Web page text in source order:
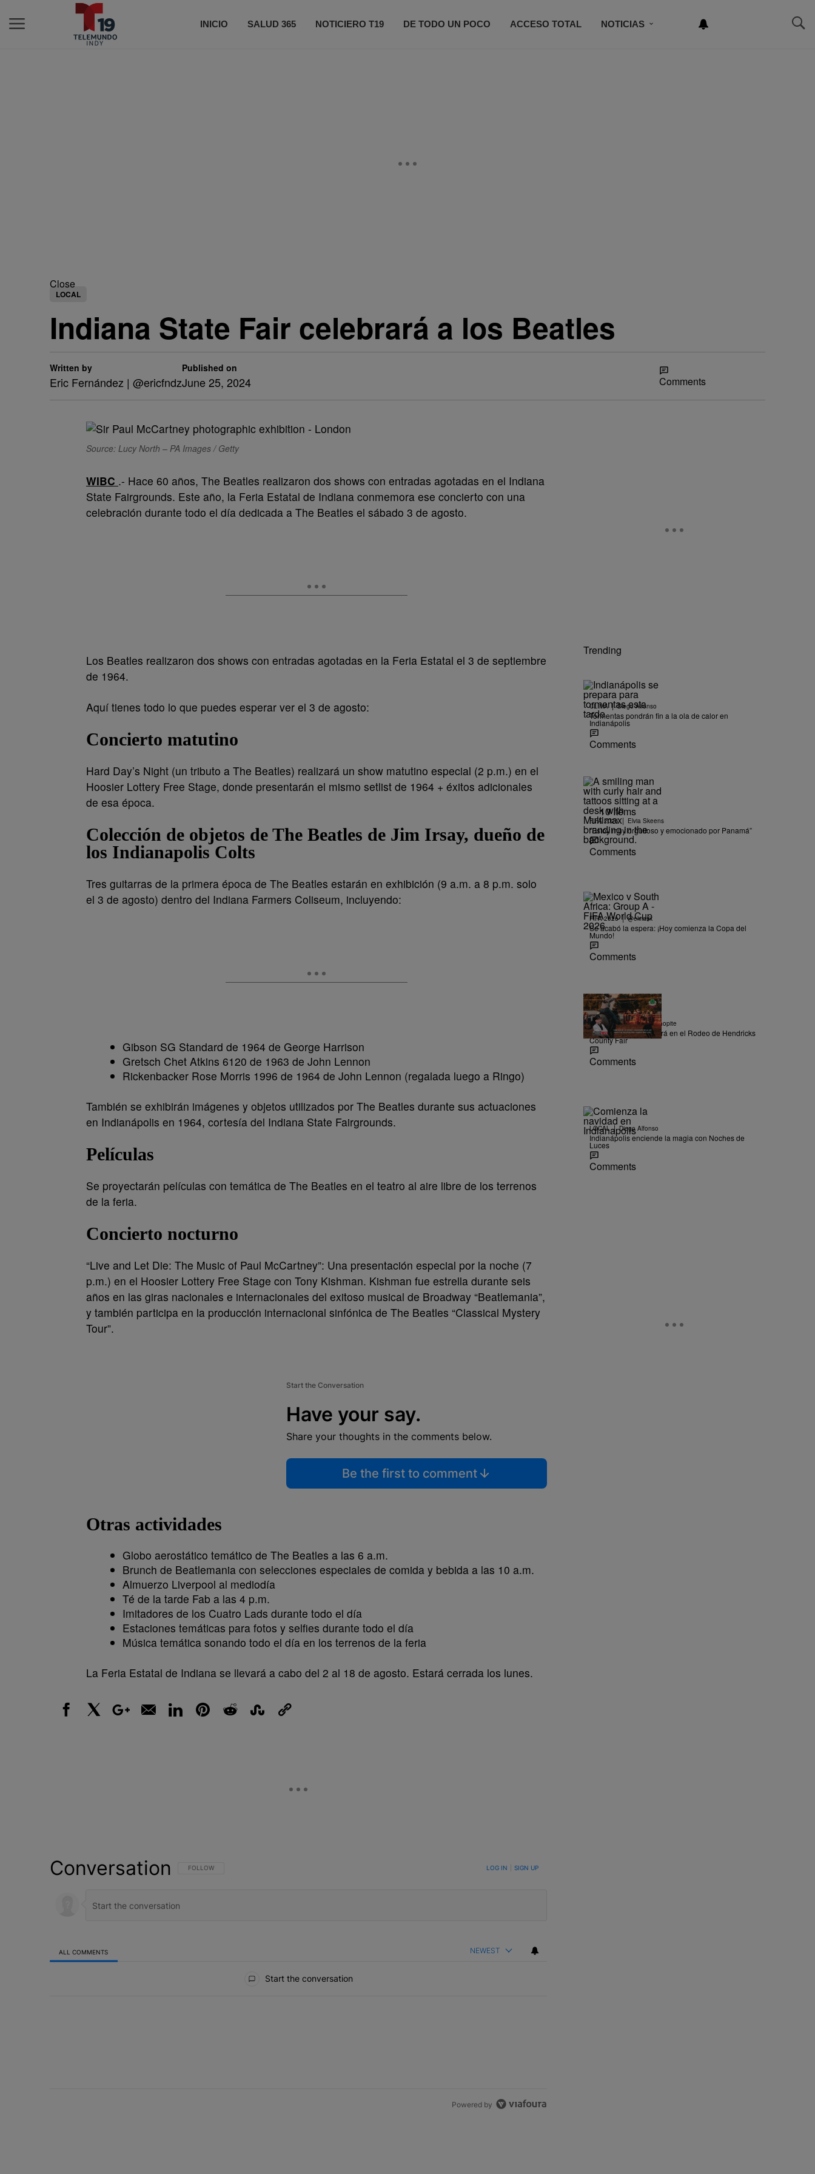
INICIO SALUD 365 NOTICIERO T19 DE TODO UN POCO ACCESO TOTAL NOTICIAS
Close
LOCAL
Indiana State Fair celebrará a los Beatles
Written by
Eric Fernández | @ericfndz
Published on
June 25, 2024 Comments
Source: Lucy North – PA Images / Getty
WIBC .- Hace 60 años, The Beatles realizaron dos shows con entradas agotadas en el Indiana
State Fairgrounds. Este año, la Feria Estatal de Indiana conmemora ese concierto con una
celebración durante todo el día dedicada a The Beatles el sábado 3 de agosto.
Los Beatles realizaron dos shows con entradas agotadas en la Feria Estatal el 3 de septiembre
de 1964.
Aquí tienes todo lo que puedes esperar ver el 3 de agosto:
Concierto matutino
Hard Day’s Night (un tributo a The Beatles) realizará un show matutino especial (2 p.m.) en el
Hoosier Lottery Free Stage, donde presentarán el mismo setlist de 1964 + éxitos adicionales
de esa época.
Colección de objetos de The Beatles de Jim Irsay, dueño de
los Indianapolis Colts
Tres guitarras de la primera época de The Beatles estarán en exhibición (9 a.m. a 8 p.m. solo
el 3 de agosto) dentro del Indiana Farmers Coliseum, incluyendo:
Gibson SG Standard de 1964 de George Harrison
Gretsch Chet Atkins 6120 de 1963 de John Lennon
Rickenbacker Rose Morris 1996 de 1964 de John Lennon (regalada luego a Ringo)
También se exhibirán imágenes y objetos utilizados por The Beatles durante sus actuaciones
en Indianápolis en 1964, cortesía del Indiana State Fairgrounds.
Películas
Se proyectarán películas con temática de The Beatles en el teatro al aire libre de los terrenos
de la feria.
Concierto nocturno
“Live and Let Die: The Music of Paul McCartney”: Una presentación especial por la noche (7
p.m.) en el Hoosier Lottery Free Stage con Tony Kishman. Kishman fue estrella durante seis
años en las giras nacionales e internacionales del exitoso musical de Broadway “Beatlemania”,
y también participa en la producción internacional sinfónica de The Beatles “Classical Mystery
Tour”.
Start the Conversation
Have your say.
Share your thoughts in the comments below.
Be the first to comment
Otras actividades
Globo aerostático temático de The Beatles a las 6 a.m.
Brunch de Beatlemania con selecciones especiales de comida y bebida a las 10 a.m.
Almuerzo Liverpool al mediodía
Té de la tarde Fab a las 4 p.m.
Imitadores de los Cuatro Lads durante todo el día
Estaciones temáticas para fotos y selfies durante todo el día
Música temática sonando todo el día en los terrenos de la feria
La Feria Estatal de Indiana se llevará a cabo del 2 al 18 de agosto. Estará cerrada los lunes.
Conversation FOLLOW THIS CONVERSATION TO BE NOTIFIED WHEN NEW COMMENTS ARE POSTED
FOLLOW LOG IN SIGN UP
ALL COMMENTS NEWEST
Start the conversation
Powered by
Trending
CLIMA | Diego Alfonso
Tormentas pondrán fin a la ola de calor en
Indianápolis
Comments
10 Items
FIFA 2026 | Elvia Skeens
“Estoy muy orgulloso y emocionado por Panamá”
Comments
FIFA 2026 | @elviask
Se acabó la espera: ¡Hoy comienza la Copa del
Mundo!
Comments
CONCURSO | Ysabel Chopite
Pedro De La Luz estará en el Rodeo de Hendricks
County Fair
Comments
LOCAL | Diego Alfonso
Indianápolis enciende la magia con Noches de
Luces
Comments